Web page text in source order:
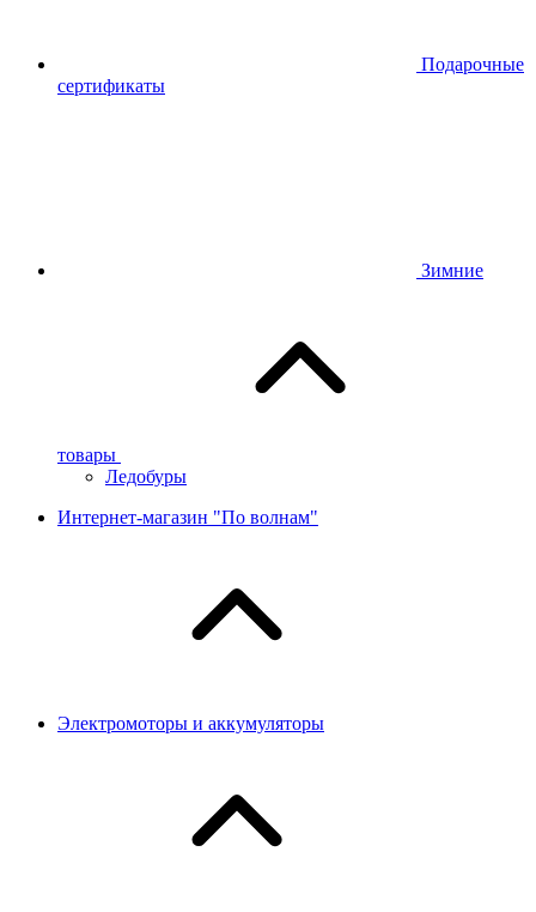
Подарочные
сертификаты
Зимние
товары
Ледобуры
Интернет-магазин "По волнам"
Электромоторы и аккумуляторы